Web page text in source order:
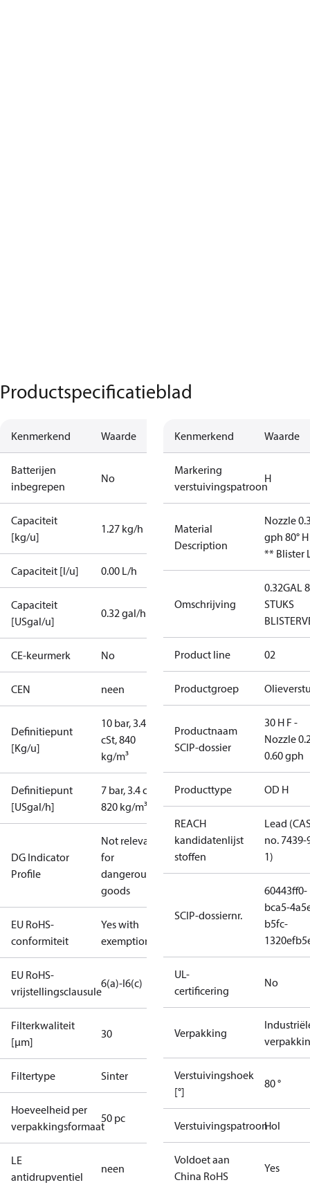
Productspecificatieblad
Kenmerkend Waarde
Batterijen
inbegrepen
No
Capaciteit
[kg/u]
1.27 kg/h
Capaciteit [l/u] 0.00 L/h
Capaciteit
[USgal/u]
0.32 gal/h
CE-keurmerk No
CEN neen
Definitiepunt
[Kg/u]
10 bar, 3.4
cSt, 840
kg/m³
Definitiepunt
[USgal/h]
7 bar, 3.4 cSt,
820 kg/m³
DG Indicator
Profile
Not relevant
for
dangerous
goods
EU RoHS-
conformiteit
Yes with
exemptions
EU RoHS-
vrijstellingsclausule
6(a)-I6(c)
Filterkwaliteit
[µm]
30
Filtertype Sinter
Hoeveelheid per
verpakkingsformaat
50 pc
LE
antidrupventiel
neen
Kenmerkend Waarde
Markering
verstuivingspatroon
H
Material
Description
Nozzle
gph 80° H
** Blister
Omschrijving
0.32GAL
STUKS
Product line 02
Productgroep
Productnaam
SCIP-dossier
30 H F -
Nozzle
0.60 gph
Producttype OD H
REACH
kandidatenlijst
stoffen
Lead
no. 7439-
1)
SCIP-dossiernr.
60443ff0-
bca5-
b5fc-
UL-
certificering
No
Verpakking
Verstuivingshoek
[°]
80 °
VerstuivingspatroonHol
Voldoet aan
China RoHS
Yes